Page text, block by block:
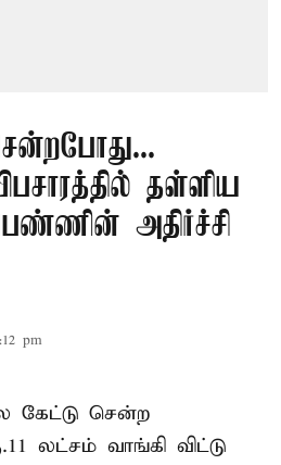
தள்ளிய
அதிர்ச்சி
pm
கேட்டு சென்ற
லட்சம் வாங்கி விட்டு